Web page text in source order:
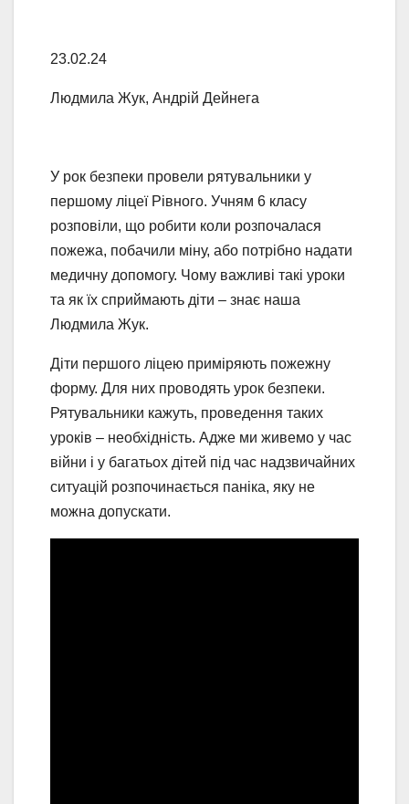
23.02.24
Людмила Жук, Андрій Дейнега
У рок безпеки провели рятувальники у
першому ліцеї Рівного. Учням 6 класу
розповіли, що робити коли розпочалася
пожежа, побачили міну, або потрібно надати
медичну допомогу. Чому важливі такі уроки
та як їх сприймають діти – знає наша
Людмила Жук.
Діти першого ліцею приміряють пожежну
форму. Для них проводять урок безпеки.
Рятувальники кажуть, проведення таких
уроків – необхідність. Адже ми живемо у час
війни і у багатьох дітей під час надзвичайних
ситуацій розпочинається паніка, яку не
можна допускати.